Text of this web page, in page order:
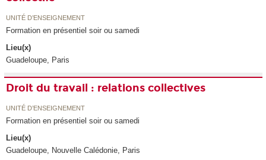
UNITÉ D’ENSEIGNEMENT
Formation en présentiel soir ou samedi
Lieu(x)
Guadeloupe, Paris
Droit du travail : relations collectives
UNITÉ D’ENSEIGNEMENT
Formation en présentiel soir ou samedi
Lieu(x)
Guadeloupe, Nouvelle Calédonie, Paris